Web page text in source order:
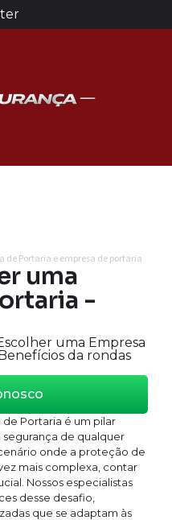
de Portaria e empresa de portaria
uma
-
uma Empresa
da rondas
de Portaria é um pilar
segurança de qualquer
onde a proteção de
mais complexa, contar
Nossos especialistas
desse desafio,
que se adaptam às